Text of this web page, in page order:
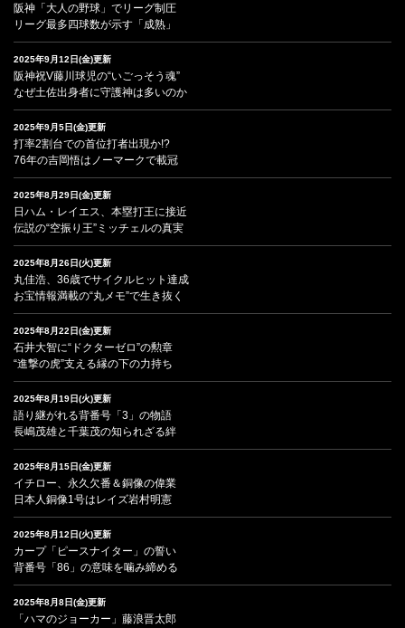
阪神「大人の野球」でリーグ制圧
リーグ最多四球数が示す「成熟」
2025年9月12日(金)更新
阪神祝V藤川球児の“いごっそう魂”
なぜ土佐出身者に守護神は多いのか
2025年9月5日(金)更新
打率2割台での首位打者出現か!?
76年の吉岡悟はノーマークで載冠
2025年8月29日(金)更新
日ハム・レイエス、本塁打王に接近
伝説の“空振り王”ミッチェルの真実
2025年8月26日(火)更新
丸佳浩、36歳でサイクルヒット達成
お宝情報満載の“丸メモ”で生き抜く
2025年8月22日(金)更新
石井大智に“ドクターゼロ”の勲章
“進撃の虎”支える縁の下の力持ち
2025年8月19日(火)更新
語り継がれる背番号「3」の物語
長嶋茂雄と千葉茂の知られざる絆
2025年8月15日(金)更新
イチロー、永久欠番＆銅像の偉業
日本人銅像1号はレイズ岩村明憲
2025年8月12日(火)更新
カープ「ピースナイター」の誓い
背番号「86」の意味を噛み締める
2025年8月8日(金)更新
「ハマのジョーカー」藤浪晋太郎